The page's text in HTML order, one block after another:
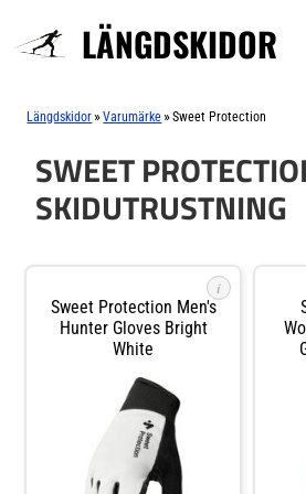
LÄNGDSKIDOR
Längdskidor »Varumärke »Sweet Protection
SWEET
SKIDUTRUSTNING
i
Sweet Protection Men's
Hunter Gloves Bright
White